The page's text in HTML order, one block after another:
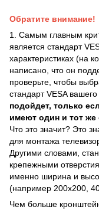
Обратите внимание!
1. Самым главным
является стандарт
характеристиках (на
написано, что он
проверьте, чтобы
стандарт VESA
подойдет, только
имеют один и тот же
Что это значит? Это
для монтажа
Другими словами,
крепежными
именно ширина и
(например 200х200,
Чем больше